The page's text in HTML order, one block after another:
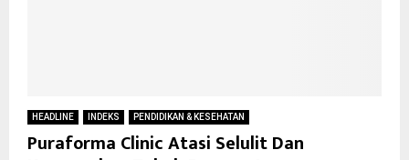
HEADLINE INDEKS PENDIDIKAN & KESEHATAN
Puraforma Clinic Atasi Selulit Dan